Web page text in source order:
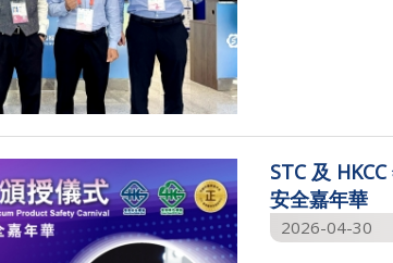
STC 及
安全嘉年華
2026-04-30